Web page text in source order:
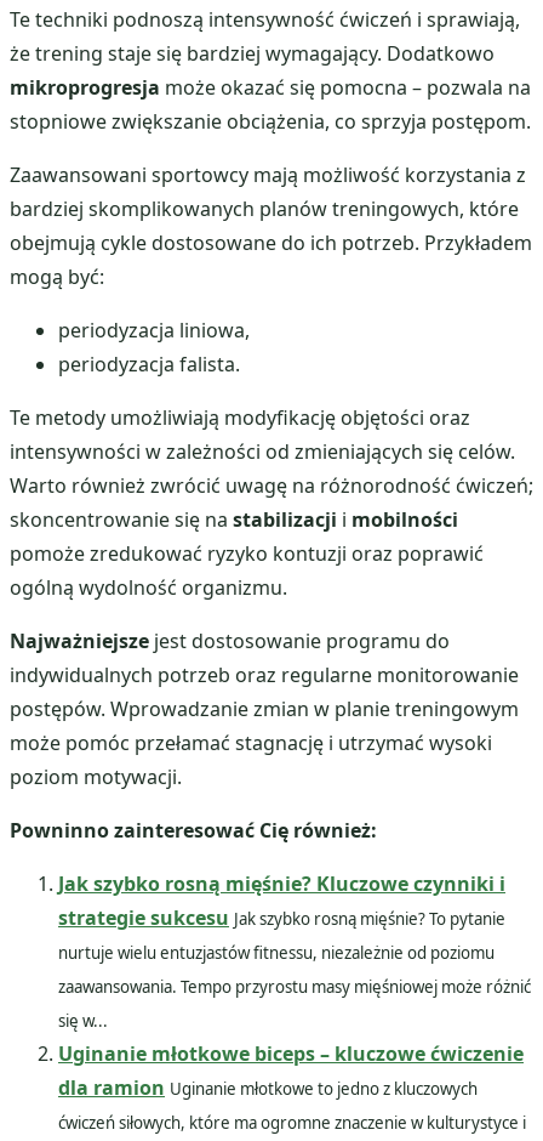
Te techniki podnoszą intensywność ćwiczeń i sprawiają,
że trening staje się bardziej wymagający. Dodatkowo
mikroprogresja może okazać się pomocna – pozwala na
stopniowe zwiększanie obciążenia, co sprzyja postępom.
Zaawansowani sportowcy mają możliwość korzystania z
bardziej skomplikowanych planów treningowych, które
obejmują cykle dostosowane do ich potrzeb. Przykładem
mogą być:
periodyzacja liniowa,
periodyzacja falista.
Te metody umożliwiają modyfikację objętości oraz
intensywności w zależności od zmieniających się celów.
Warto również zwrócić uwagę na różnorodność ćwiczeń;
skoncentrowanie się na stabilizacji i mobilności
pomoże zredukować ryzyko kontuzji oraz poprawić
ogólną wydolność organizmu.
Najważniejsze jest dostosowanie programu do
indywidualnych potrzeb oraz regularne monitorowanie
postępów. Wprowadzanie zmian w planie treningowym
może pomóc przełamać stagnację i utrzymać wysoki
poziom motywacji.
Powninno zainteresować Cię również:
Jak szybko rosną mięśnie? Kluczowe czynniki i
strategie sukcesu Jak szybko rosną mięśnie? To pytanie
nurtuje wielu entuzjastów fitnessu, niezależnie od poziomu
zaawansowania. Tempo przyrostu masy mięśniowej może różnić
się w...
Uginanie młotkowe biceps – kluczowe ćwiczenie
dla ramion Uginanie młotkowe to jedno z kluczowych
ćwiczeń siłowych, które ma ogromne znaczenie w kulturystyce i